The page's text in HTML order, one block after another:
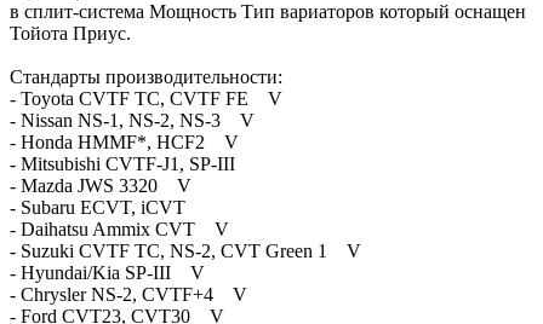
в сплит-система Мощность Тип вариаторов который оснащен
Тойота Приус.
Стандарты производительности:
- Toyota CVTF TC, CVTF FE V
- Nissan NS-1, NS-2, NS-3 V
- Honda HMMF*, HCF2 V
- Mitsubishi CVTF-J1, SP-III
- Mazda JWS 3320 V
- Subaru ECVT, iCVT
- Daihatsu Ammix CVT V
- Suzuki CVTF TC, NS-2, CVT Green 1 V
- Hyundai/Kia SP-III V
- Chrysler NS-2, CVTF+4 V
- Ford CVT23, CVT30 V